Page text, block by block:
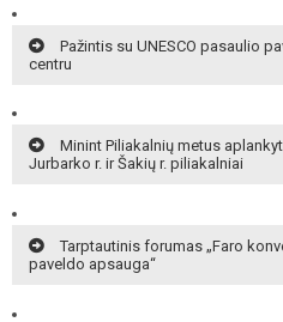
Pažintis su UNESCO pasaulio
centru
Minint Piliakalnių metus
Jurbarko r. ir Šakių r. piliakalniai
Tarptautinis forumas „Faro
paveldo apsauga“